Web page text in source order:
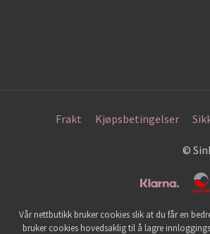
Frakt Kjøpsbetingelser
©
Vår nettbutikk bruker cookies slik at du får en
bruker cookies hovedsaklig til å lagre